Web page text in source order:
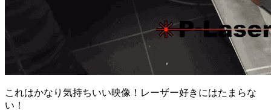
これはかなり気持ちいい映像！レーザー好きにはたまらな
い！